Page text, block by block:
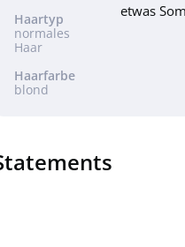
Haartyp
normales
Haar
Haarfarbe
blond
etwas